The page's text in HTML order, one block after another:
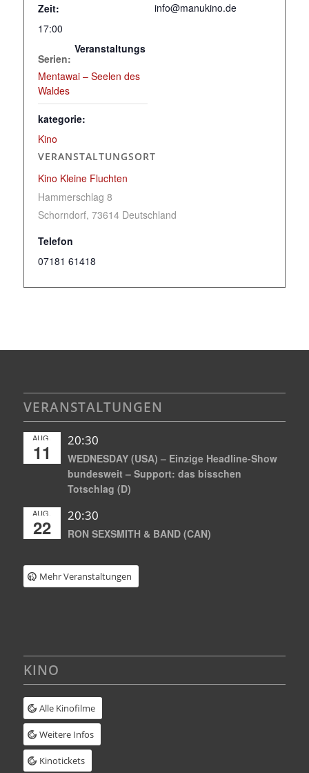
Zeit:
17:00
Serien:
Mentawai – Seelen des
Waldes
Veranstaltungs
kategorie:
Kino
VERANSTALTUNGSORT
Kino Kleine Fluchten
Hammerschlag 8
Schorndorf, 73614 Deutschland
Telefon
07181 61418
info@manukino.de
VERANSTALTUNGEN
AUG.
11
20:30
WEDNESDAY (USA) – Einzige Headline-Show
bundesweit – Support: das bisschen
Totschlag (D)
AUG.
22
20:30
RON SEXSMITH & BAND (CAN)
Mehr Veranstaltungen
KINO
Alle Kinofilme
Weitere Infos
Kinotickets